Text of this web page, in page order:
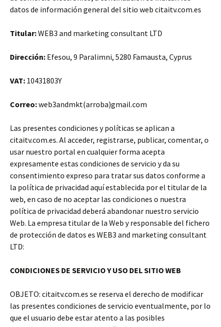
datos de información general del sitio web citaitv.com.es
Titular:WEB3 and marketing consultant LTD
Dirección: Efesou, 9 Paralimni, 5280 Famausta, Cyprus
VAT: 10431803Y
Correo:web3andmkt(arroba)gmail.com
Las presentes condiciones y políticas se aplican a
citaitv.com.es. Al acceder, registrarse, publicar, comentar, o
usar nuestro portal en cualquier forma acepta
expresamente estas condiciones de servicio y da su
consentimiento expreso para tratar sus datos conforme a
la política de privacidad aquí establecida por el titular de la
web, en caso de no aceptar las condiciones o nuestra
política de privacidad deberá abandonar nuestro servicio
Web. La empresa titular de la Web y responsable del fichero
de protección de datos es WEB3 and marketing consultant
LTD:
CONDICIONES DE SERVICIO Y USO DEL SITIO WEB
OBJETO: citaitv.com.es se reserva el derecho de modificar
las presentes condiciones de servicio eventualmente, por lo
que el usuario debe estar atento a las posibles